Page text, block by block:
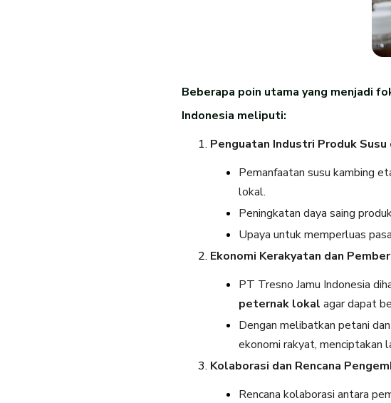
Beberapa poin utama yang menjadi
Indonesia meliputi:
Penguatan Industri Produk Susu
Pemanfaatan susu kambing
lokal.
Peningkatan daya saing
Upaya untuk memperluas
Ekonomi Kerakyatan dan
PT Tresno Jamu Indonesia
peternak lokal agar dapat
Dengan melibatkan petani
ekonomi rakyat, menciptakan
Kolaborasi dan Rencana
Rencana kolaborasi antara